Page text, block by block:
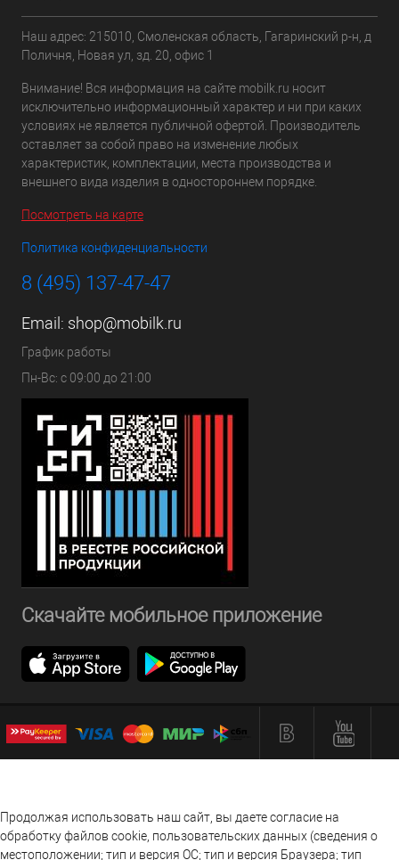
Наш адрес: 215010, Смоленская область, Гагаринский р-н, д
Поличня, Новая ул, зд. 20, офис 1
Внимание! Вся информация на сайте mobilk.ru носит
исключительно информационный характер и ни при каких
условиях не является публичной офертой. Производитель
оставляет за собой право на изменение любых
характеристик, комплектации, места производства и
внешнего вида изделия в одностороннем порядке.
Посмотреть на карте
Политика конфиденциальности
8 (495) 137-47-47
Email: shop@mobilk.ru
График работы
Пн-Вс: с 09:00 до 21:00
Скачайте мобильное приложение
Продолжая использовать наш сайт, вы даете согласие на
обработку файлов cookie, пользовательских данных (сведения о
местоположении; тип и версия ОС; тип и версия Браузера; тип